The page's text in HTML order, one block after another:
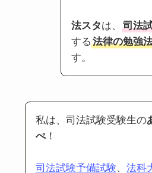
法スタは、
司法
する 法律の勉強
す。
私は、司法試験受験生の
ぺ！
司法試験予備試験、 法科